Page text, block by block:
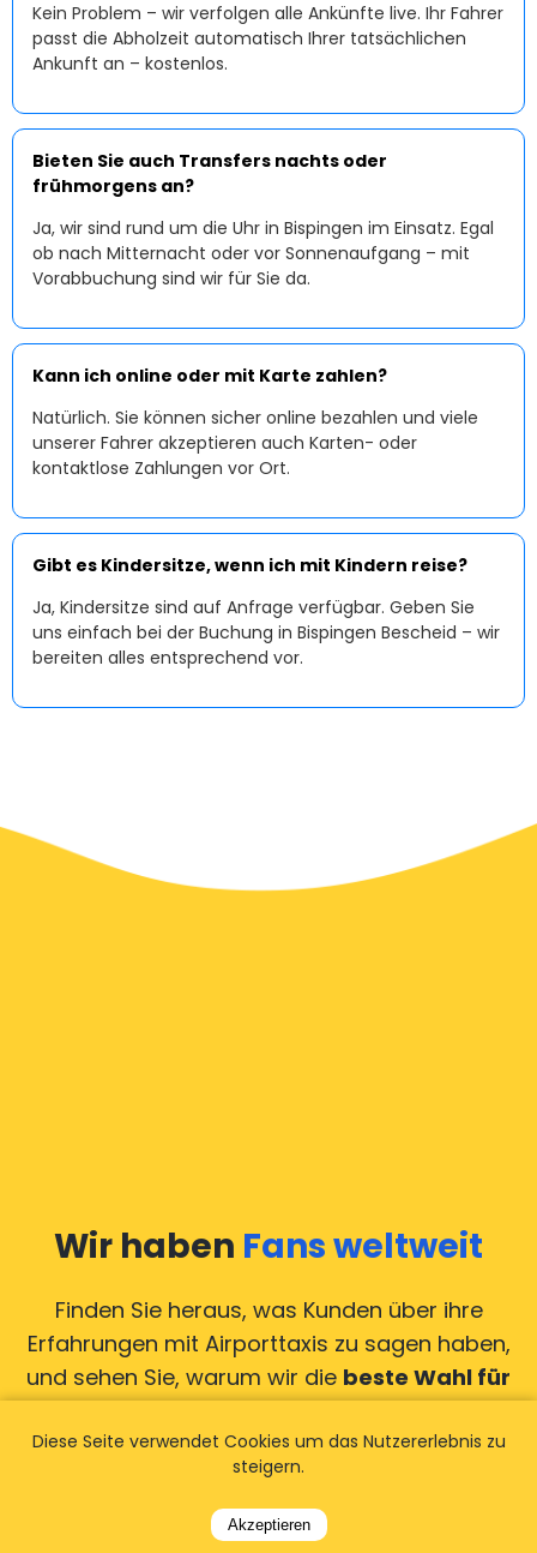
Kein Problem – wir verfolgen alle Ankünfte live. Ihr Fahrer
passt die Abholzeit automatisch Ihrer tatsächlichen
Ankunft an – kostenlos.
Bieten Sie auch Transfers nachts oder
frühmorgens an?
Ja, wir sind rund um die Uhr in Bispingen im Einsatz. Egal
ob nach Mitternacht oder vor Sonnenaufgang – mit
Vorabbuchung sind wir für Sie da.
Kann ich online oder mit Karte zahlen?
Natürlich. Sie können sicher online bezahlen und viele
unserer Fahrer akzeptieren auch Karten- oder
kontaktlose Zahlungen vor Ort.
Gibt es Kindersitze, wenn ich mit Kindern reise?
Ja, Kindersitze sind auf Anfrage verfügbar. Geben Sie
uns einfach bei der Buchung in Bispingen Bescheid – wir
bereiten alles entsprechend vor.
Wir haben Fans weltweit
Finden Sie heraus, was Kunden über ihre
Erfahrungen mit Airporttaxis zu sagen haben,
und sehen Sie, warum wir die beste Wahl für
IhreFlughafentransfers sind!Alle
Bewertungen anzeigen
Diese Seite verwendet Cookies um das Nutzererlebnis zu
steigern.
Akzeptieren